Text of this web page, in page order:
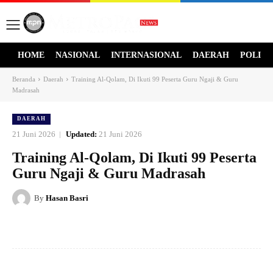
HOME NASIONAL INTERNASIONAL DAERAH
Beranda Daerah
Training Al-Qolam, Di Ikuti 99 Peserta Guru Ngaji & Guru
Madrasah
DAERAH
21 Juni 2026 Updated: 21 Juni 2026
Training Al-Qolam, Di Ikuti 99 Peserta
Guru Ngaji & Guru Madrasah
By Hasan Basri